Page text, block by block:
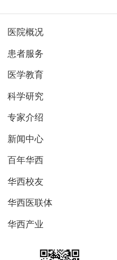
医院概况
患者服务
医学教育
科学研究
专家介绍
新闻中心
百年华西
华西校友
华西医联体
华西产业